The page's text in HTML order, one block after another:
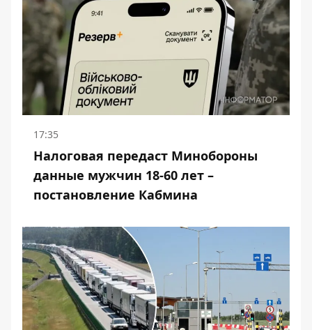
17:35
Налоговая передаст Минобороны
данные мужчин 18-60 лет –
постановление Кабмина